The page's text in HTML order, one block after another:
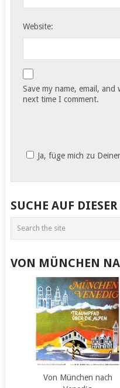
Website:
Save my name, email,
next time I comment.
Ja, füge mich zu
SUCHE AUF
VON MÜNCHEN
Von München nach